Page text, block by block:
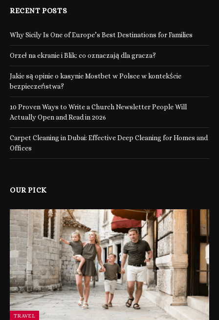
RECENT POSTS
Why Sicily Is One of Europe’s Best Destinations for Families
Orzeł na ekranie i Blik: co oznaczają dla gracza?
Jakie są opinie o kasynie Mostbet w Polsce w kontekście
bezpieczeństwa?
10 Proven Ways to Write a Church Newsletter People Will
Actually Open and Read in 2026
Carpet Cleaning in Dubai: Effective Deep Cleaning for Homes and
Offices
OUR PICK
TRAVEL